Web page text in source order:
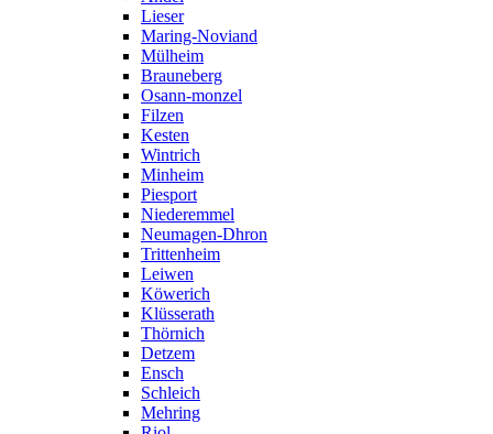
Lieser
Maring-Noviand
Mülheim
Brauneberg
Osann-monzel
Filzen
Kesten
Wintrich
Minheim
Piesport
Niederemmel
Neumagen-Dhron
Trittenheim
Leiwen
Köwerich
Klüsserath
Thörnich
Detzem
Ensch
Schleich
Mehring